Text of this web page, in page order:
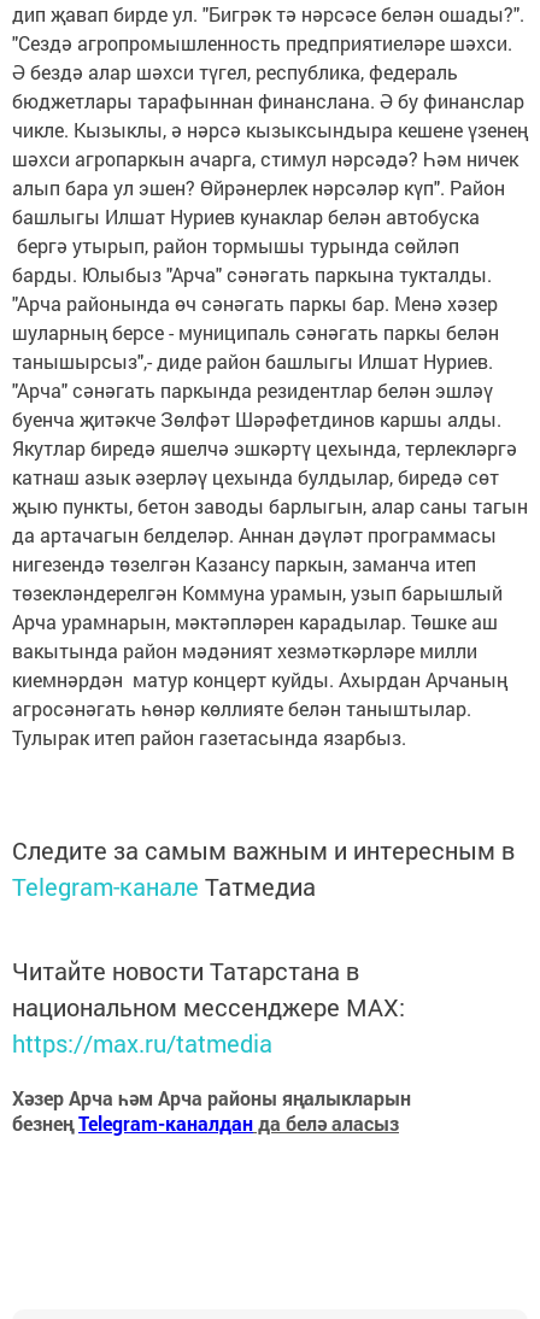
дип җавап бирде ул. "Бигрәк тә нәрсәсе белән ошады?".
"Сездә агропромышленность предприятиеләре шәхси.
Ә бездә алар шәхси түгел, республика, федераль
бюджетлары тарафыннан финанслана. Ә бу финанслар
чикле. Кызыклы, ә нәрсә кызыксындыра кешене үзенең
шәхси агропаркын ачарга, стимул нәрсәдә? Һәм ничек
алып бара ул эшен? Өйрәнерлек нәрсәләр күп". Район
башлыгы Илшат Нуриев кунаклар белән автобуска
бергә утырып, район тормышы турында сөйләп
барды. Юлыбыз "Арча" сәнәгать паркына тукталды.
"Арча районында өч сәнәгать паркы бар. Менә хәзер
шуларның берсе - муниципаль сәнәгать паркы белән
танышырсыз",- диде район башлыгы Илшат Нуриев.
"Арча" сәнәгать паркында резидентлар белән эшләү
буенча җитәкче Зөлфәт Шәрәфетдинов каршы алды.
Якутлар биредә яшелчә эшкәртү цехында, терлекләргә
катнаш азык әзерләү цехында булдылар, биредә сөт
җыю пункты, бетон заводы барлыгын, алар саны тагын
да артачагын белделәр. Аннан дәүләт программасы
нигезендә төзелгән Казансу паркын, заманча итеп
төзекләндерелгән Коммуна урамын, узып барышлый
Арча урамнарын, мәктәпләрен карадылар. Төшке аш
вакытында район мәдәният хезмәткәрләре милли
киемнәрдән матур концерт куйды. Ахырдан Арчаның
агросәнәгать һөнәр көллияте белән таныштылар.
Тулырак итеп район газетасында язарбыз.
Следите за самым важным и интересным в
Telegram-канале Татмедиа
Читайте новости Татарстана в
национальном мессенджере MАХ:
https://max.ru/tatmedia
Хәзер Арча һәм Арча районы яңалыкларын
безнеңTelegram-каналданда белә аласыз